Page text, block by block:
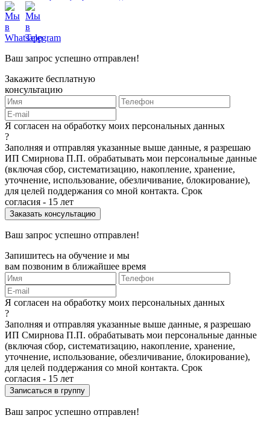
Ваш запрос успешно отправлен!
Закажите бесплатную
консультацию
Я согласен на обработку моих персональных данных
?
Заполняя и отправляя указанные выше данные, я разрешаю
ИП Смирнова П.П. обрабатывать мои персональные данные
(включая сбор, систематизацию, накопление, хранение,
уточнение, использование, обезличивание, блокирование),
для целей поддержания со мной контакта. Срок
согласия - 15 лет
Ваш запрос успешно отправлен!
Запишитесь на обучение и мы
вам позвоним в ближайшее время
Я согласен на обработку моих персональных данных
?
Заполняя и отправляя указанные выше данные, я разрешаю
ИП Смирнова П.П. обрабатывать мои персональные данные
(включая сбор, систематизацию, накопление, хранение,
уточнение, использование, обезличивание, блокирование),
для целей поддержания со мной контакта. Срок
согласия - 15 лет
Ваш запрос успешно отправлен!